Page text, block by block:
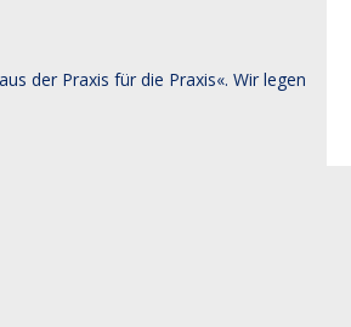
der Praxis für die Praxis«. Wir legen